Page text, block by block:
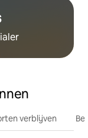
verblijven